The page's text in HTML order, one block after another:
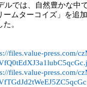
ルでは、自然豊かな中
ームターコイズ」を追
。
files.value-press.com/
files.value-press.com/